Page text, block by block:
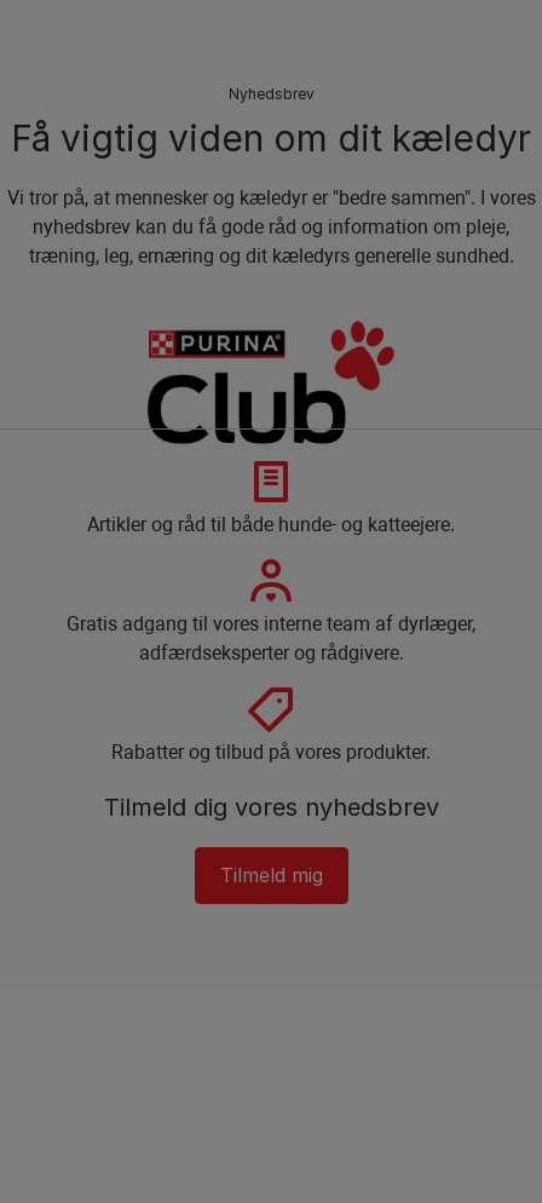
Nyhedsbrev
Få vigtig viden om dit kæledyr
Vi tror på, at mennesker og kæledyr er "bedre sammen". I vores
nyhedsbrev kan du få gode råd og information om pleje,
træning, leg, ernæring og dit kæledyrs generelle sundhed.
Artikler og råd til både hunde- og katteejere.
Gratis adgang til vores interne team af dyrlæger,
adfærdseksperter og rådgivere.​
Rabatter og tilbud på vores produkter.​
Tilmeld dig vores nyhedsbrev​
Tilmeld mig​